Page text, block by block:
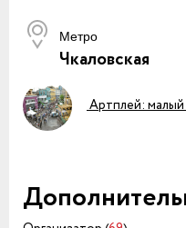
Метро
Чкаловская
Артплей: малый